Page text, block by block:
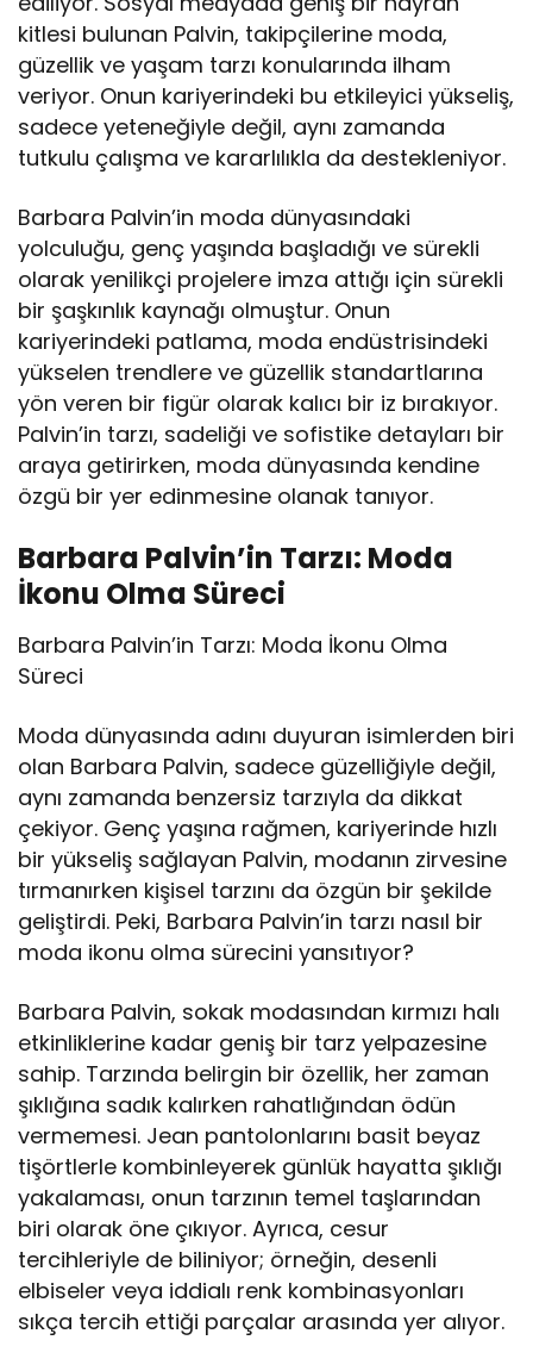
kitlesi bulunan Palvin, takipçilerine moda,
güzellik ve yaşam tarzı konularında ilham
veriyor. Onun kariyerindeki bu etkileyici yükseliş,
sadece yeteneğiyle değil, aynı zamanda
tutkulu çalışma ve kararlılıkla da destekleniyor.
Barbara Palvin’in moda dünyasındaki
yolculuğu, genç yaşında başladığı ve sürekli
olarak yenilikçi projelere imza attığı için sürekli
bir şaşkınlık kaynağı olmuştur. Onun
kariyerindeki patlama, moda endüstrisindeki
yükselen trendlere ve güzellik standartlarına
yön veren bir figür olarak kalıcı bir iz bırakıyor.
Palvin’in tarzı, sadeliği ve sofistike detayları bir
araya getirirken, moda dünyasında kendine
özgü bir yer edinmesine olanak tanıyor.
Barbara Palvin’in Tarzı: Moda
İkonu Olma Süreci
Barbara Palvin’in Tarzı: Moda İkonu Olma
Süreci
Moda dünyasında adını duyuran isimlerden biri
olan Barbara Palvin, sadece güzelliğiyle değil,
aynı zamanda benzersiz tarzıyla da dikkat
çekiyor. Genç yaşına rağmen, kariyerinde hızlı
bir yükseliş sağlayan Palvin, modanın zirvesine
tırmanırken kişisel tarzını da özgün bir şekilde
geliştirdi. Peki, Barbara Palvin’in tarzı nasıl bir
moda ikonu olma sürecini yansıtıyor?
Barbara Palvin, sokak modasından kırmızı halı
etkinliklerine kadar geniş bir tarz yelpazesine
sahip. Tarzında belirgin bir özellik, her zaman
şıklığına sadık kalırken rahatlığından ödün
vermemesi. Jean pantolonlarını basit beyaz
tişörtlerle kombinleyerek günlük hayatta şıklığı
yakalaması, onun tarzının temel taşlarından
biri olarak öne çıkıyor. Ayrıca, cesur
tercihleriyle de biliniyor; örneğin, desenli
elbiseler veya iddialı renk kombinasyonları
sıkça tercih ettiği parçalar arasında yer alıyor.